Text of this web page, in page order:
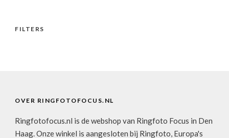
FILTERS
OVER RINGFOTOFOCUS.NL
Ringfotofocus.nl is de webshop van Ringfoto Focus in Den
Haag. Onze winkel is aangesloten bij Ringfoto, Europa's